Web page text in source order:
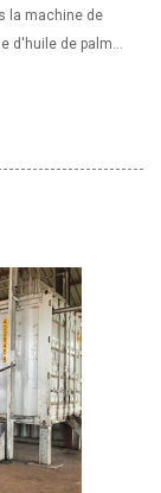
la machine de
d'huile de palme.
des
l'huile pour